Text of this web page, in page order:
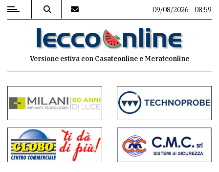
MENU
commenti
Contenuti
del
sito
09/08/2026 - 08:59
Versione estiva con Casateonline e Merateonline